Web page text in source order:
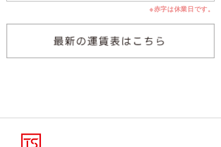
※赤字は休業日です。